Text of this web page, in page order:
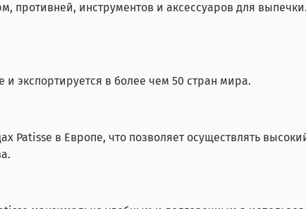
противней, инструментов и аксессуаров для
экспортируется в более чем 50 стран мира.
Patisse в Европе, что позволяет осуществлять